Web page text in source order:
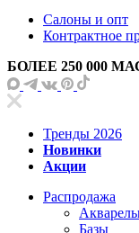
Салоны и опт
Контрактное
БОЛЕЕ 250 000
Тренды 2026
Новинки
Акции
Распродажа
Базы